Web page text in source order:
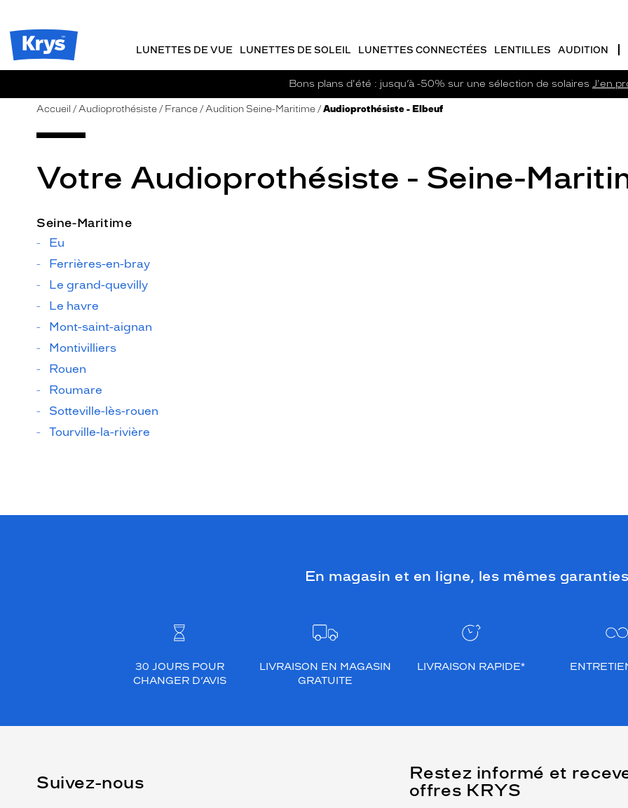
Opticien
Krys
LUNETTES DE VUE LUNETTES DE SOLEIL LUNETTES CONNECTÉES LENTILLES AUDITION
Bons plans d'été : jusqu’à -50% sur une sélection de solaires J'en
Accueil Audioprothésiste France Audition Seine-Maritime Audioprothésiste - Elbeuf
Votre Audioprothésiste - Seine-
Seine-Maritime
Eu
Ferrières-en-bray
Le grand-quevilly
Le havre
Mont-saint-aignan
Montivilliers
Rouen
Roumare
Sotteville-lès-rouen
Tourville-la-rivière
En magasin et en ligne, les mêmes
30 JOURS POUR
CHANGER D’AVIS
LIVRAISON EN MAGASIN
GRATUITE
LIVRAISON RAPIDE*
Suivez-nous
Restez informé et
offres KRYS
Name
(Ce
champ
est
obligatoire)